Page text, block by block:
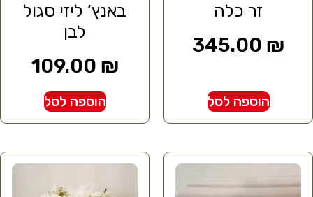
זר כלה
345.00 ₪
הוספה לסל
באנץ’ ליזי סגול
לבן
109.00 ₪
הוספה לסל